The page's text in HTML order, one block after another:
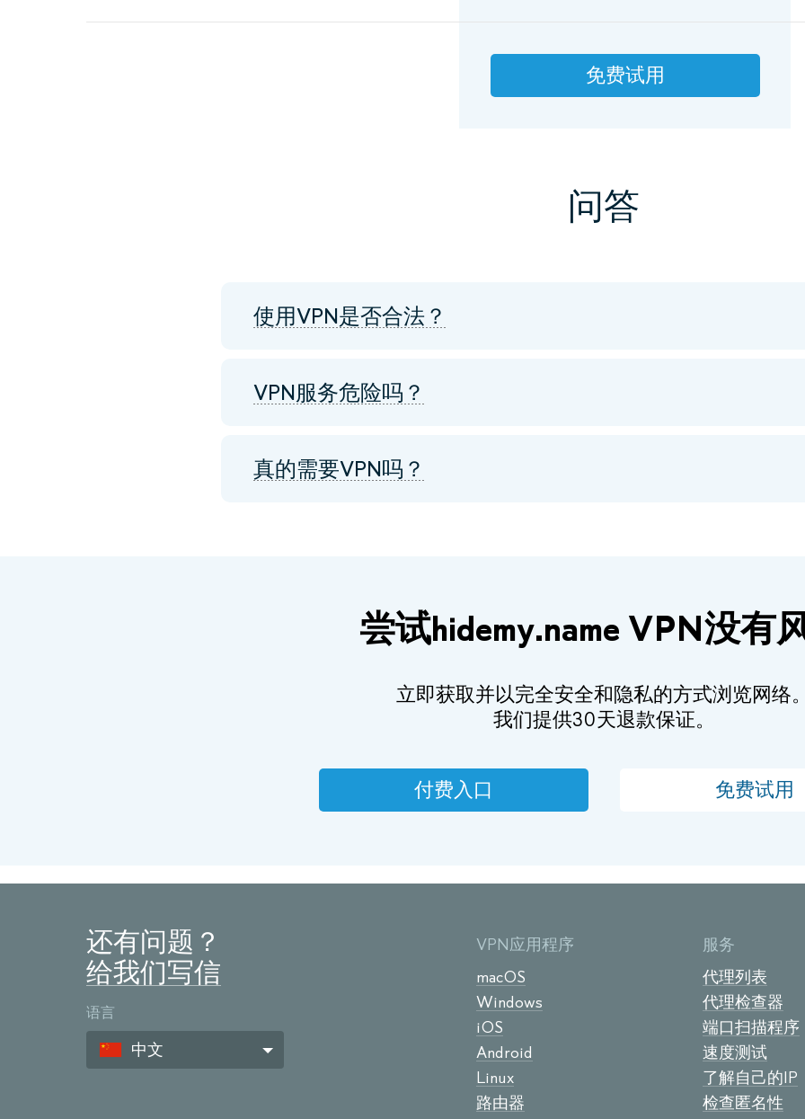
免费试用
问答
使用VPN是否合法？
VPN服务危险吗？
真的需要VPN吗？
尝试hidemy.name VPN没有
立即获取并以完全安全和隐私的方式浏览网络
我们提供30天退款保证。
付费入口 免费试用
还有问题？
给我们写信
语言
中文
VPN应用程序
macOS
Windows
iOS
Android
Linux
路由器
服务
代理列表
代理检查器
端口扫描程序
速度测试
了解自己的IP
检查匿名性